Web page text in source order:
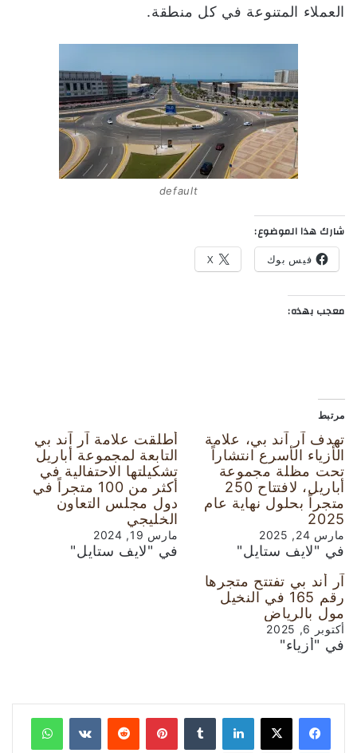
العملاء المتنوعة في كل منطقة.
default
شارك هذا الموضوع:
فيس بوك X
معجب بهذه:
مرتبط
تهدف آر آند بي، علامة
الأزياء الأسرع انتشاراً
تحت مظلة مجموعة
أباريل، لافتتاح 250
متجراً بحلول نهاية عام
2025
مارس 24, 2025
في "لايف ستايل"
أطلقت علامة آر آند بي
التابعة لمجموعة أباريل
تشكيلتها الاحتفالية في
أكثر من 100 متجراً في
دول مجلس التعاون
الخليجي
مارس 19, 2024
في "لايف ستايل"
آر أند بي تفتتح متجرها
رقم 165 في النخيل
مول بالرياض
أكتوبر 6, 2025
في "أزياء"
لينكدإن بينتيريست